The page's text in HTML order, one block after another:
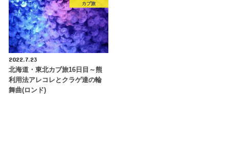
カブ旅
2022.7.23
北海道・東北カブ旅16日目～熊
利用法アレコレとクラゲ達の輪
舞曲(ロンド)